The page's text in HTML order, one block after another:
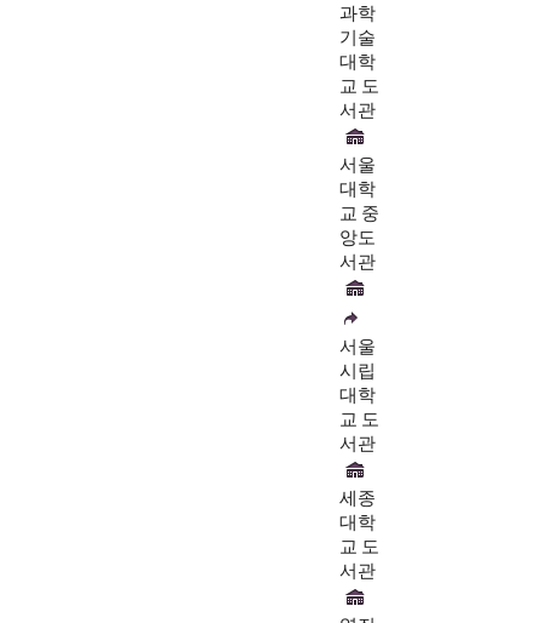
과학
기술
대학
교 도
서관
서울
대학
교 중
앙도
서관
서울
시립
대학
교 도
서관
세종
대학
교 도
서관